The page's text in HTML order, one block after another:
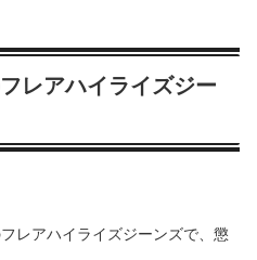
レアハイライズジー
レアハイライズジーンズで、懲